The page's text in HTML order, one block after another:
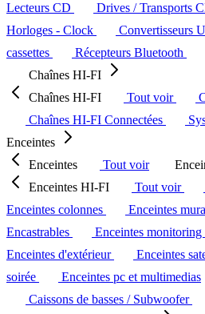
Lecteurs CD
Drives / Transports
Horloges - Clock
Convertisseurs
cassettes
Récepteurs Bluetooth
Chaînes HI-FI
Chaînes HI-FI
Tout voir
Chaînes HI-FI Connectées
Enceintes
Enceintes
Tout voir
Enceintes HI-FI
Tout voir
Enceintes colonnes
Enceintes
Encastrables
Enceintes monitoring
Enceintes d'extérieur
Enceintes
soirée
Enceintes pc et multimedias
Caissons de basses / Subwoofer